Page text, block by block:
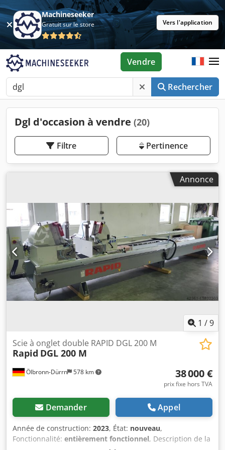
Machineseeker
Gratuit sur le store Vers l'application
Rechercher
Vendre
Dgl d'occasion à vendre (20)
Filtre Pertinence
Annonce
1 /9
Ölbronn-Dürrn 578 km
Scie à onglet double RAPID DGL 200 M
Rapid DGL 200 M
38 000 €
prix fixe hors TVA
Demander Appel
Année de construction: 2023, État: nouveau,
Fonctionnalité: entièrement fonctionnel, Description de la